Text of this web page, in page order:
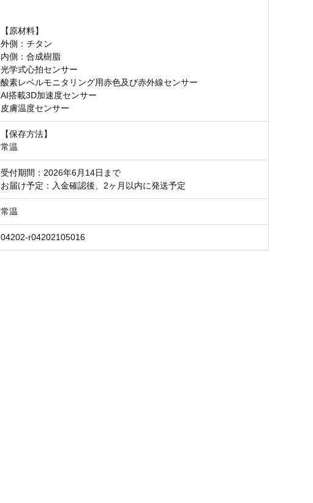
【原材料】
外側：チタン
内側：合成樹脂
光学式心拍センサー
酸素レベルモニタリング用赤色及び赤外線センサー
AI搭載3D加速度センサー
皮膚温度センサー
【保存方法】
常温
受付期間：2026年6月14日まで
お届け予定：入金確認後、2ヶ月以内に発送予定
常温
04202-r04202105016